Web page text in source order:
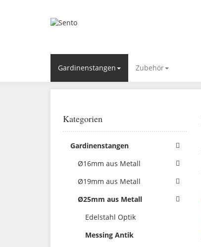
Gardinenstangen Zubehör
Kategorien
Gardinenstangen
Ø16mm aus Metall
Ø19mm aus Metall
Ø25mm aus Metall
Edelstahl Optik
Messing Antik